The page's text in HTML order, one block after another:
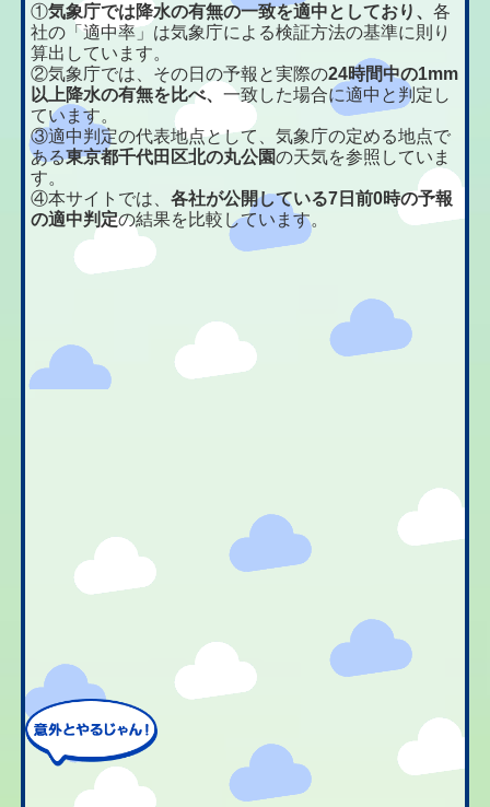
①気象庁では降水の有無の一致を適中としており、各
社の「適中率」は気象庁による検証方法の基準に則り
算出しています。
②気象庁では、その日の予報と実際の24時間中の1mm
以上降水の有無を比べ、一致した場合に適中と判定し
ています。
③適中判定の代表地点として、気象庁の定める地点で
ある東京都千代田区北の丸公園の天気を参照していま
す。
④本サイトでは、各社が公開している7日前0時の予報
の適中判定の結果を比較しています。